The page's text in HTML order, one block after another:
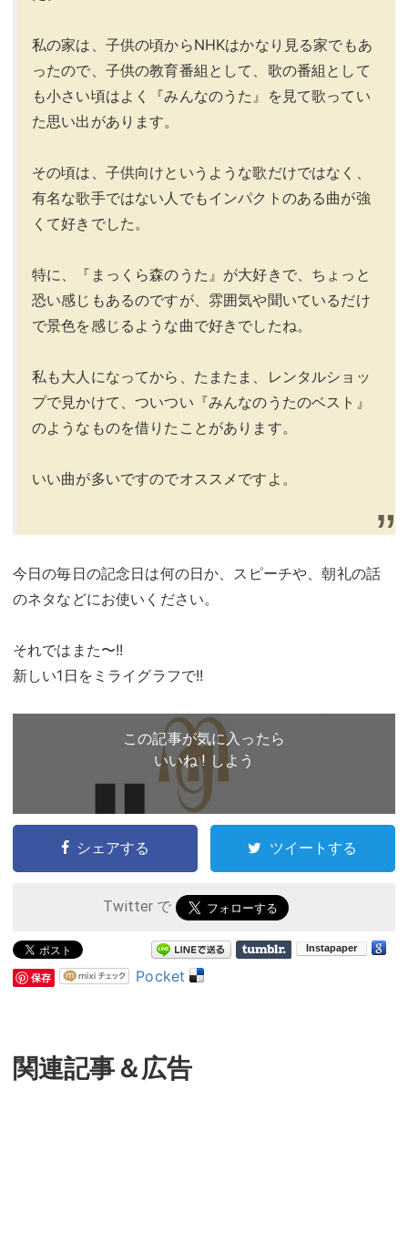
私の家は、子供の頃からNHKはかなり見る家でもあ
ったので、子供の教育番組として、歌の番組として
も小さい頃はよく『みんなのうた』を見て歌ってい
た思い出があります。
その頃は、子供向けというような歌だけではなく、
有名な歌手ではない人でもインパクトのある曲が強
くて好きでした。
特に、『まっくら森のうた』が大好きで、ちょっと
恐い感じもあるのですが、雰囲気や聞いているだけ
で景色を感じるような曲で好きでしたね。
私も大人になってから、たまたま、レンタルショッ
プで見かけて、ついつい『みんなのうたのベスト』
のようなものを借りたことがあります。
いい曲が多いですのでオススメですよ。
今日の毎日の記念日は何の日か、スピーチや、朝礼の話
のネタなどにお使いください。
それではまた〜!!
新しい1日をミライグラフで!!
この記事が気に入ったら
いいね ! しよう
シェアする ツイートする
Twitter で
保存 Pocket
関連記事＆広告